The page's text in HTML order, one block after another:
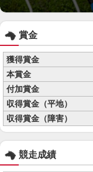
賞金
獲得賞金
本賞金
付加賞金
収得賞金（平地）
収得賞金（障害）
競走成績